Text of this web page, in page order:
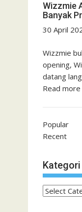
Wizzmie
Banyak
30 April
Wizzmie
opening,
datang
Read
Popular
Recent
Kategori
Kategori